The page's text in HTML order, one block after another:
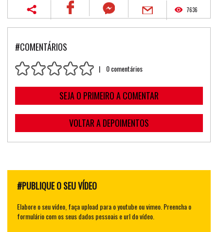
7636
#COMENTÁRIOS
| 0 comentários
SEJA O PRIMEIRO A COMENTAR
VOLTAR A DEPOIMENTOS
#PUBLIQUE O SEU VÍDEO
Elabore o seu vídeo, faça upload para o youtube ou vimeo. Preencha o
formulário com os seus dados pessoais e url do vídeo.